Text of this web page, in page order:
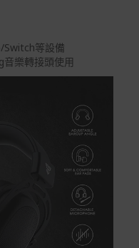
品，其餘全館皆可免
各地外，部分商品可
內會安排訂單出貨，
，可能會有無法配送
貨狀態 (路徑：我的帳
排，在無特殊狀況下
等設備
樂轉接頭使用